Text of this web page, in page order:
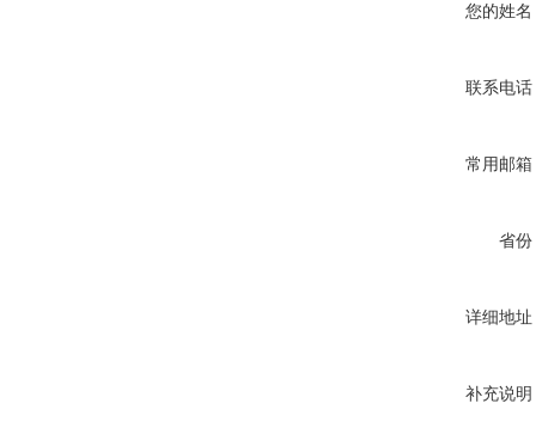
您的姓名
联系电话
常用邮箱
省份
详细地址
补充说明